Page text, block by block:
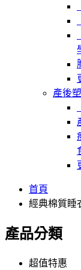
產後
首頁
經典棉質睡
產品分類
超值特惠